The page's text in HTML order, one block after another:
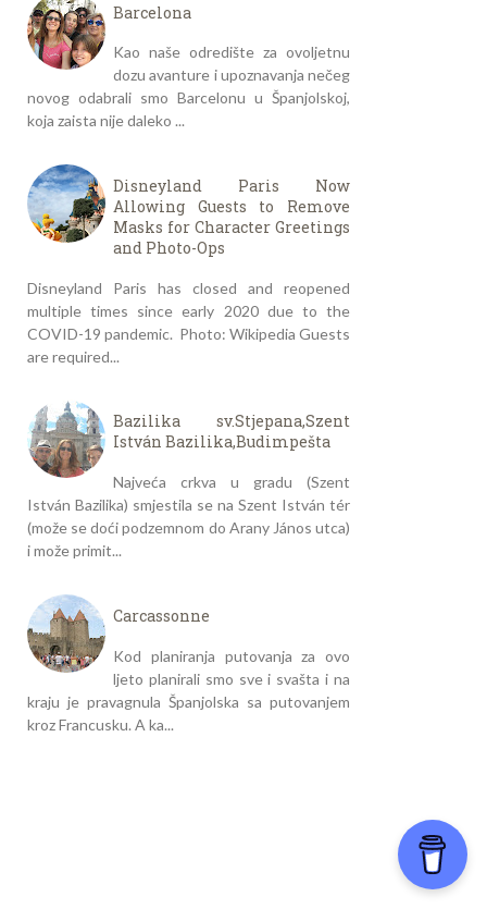
Barcelona
Kao naše odredište za ovoljetnu
dozu avanture i upoznavanja nečeg
novog odabrali smo Barcelonu u Španjolskoj,
koja zaista nije daleko ...
Disneyland Paris Now
Allowing Guests to Remove
Masks for Character Greetings
and Photo-Ops
Disneyland Paris has closed and reopened
multiple times since early 2020 due to the
COVID-19 pandemic. Photo: Wikipedia Guests
are required...
Bazilika sv.Stjepana,Szent
István Bazilika,Budimpešta
Najveća crkva u gradu (Szent
István Bazilika) smjestila se na Szent István tér
(može se doći podzemnom do Arany János utca)
i može primit...
Carcassonne
Kod planiranja putovanja za ovo
ljeto planirali smo sve i svašta i na
kraju je pravagnula Španjolska sa putovanjem
kroz Francusku. A ka...